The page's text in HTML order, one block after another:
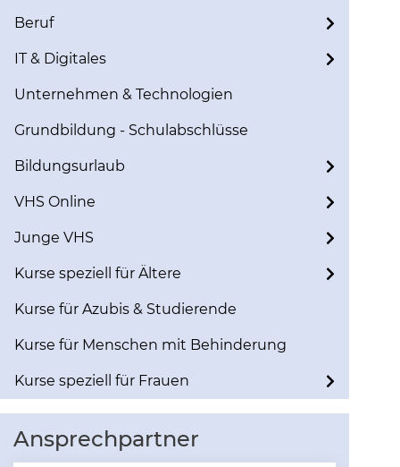
Beruf
IT & Digitales
Unternehmen & Technologien
Grundbildung - Schulabschlüsse
Bildungsurlaub
VHS Online
Junge VHS
Kurse speziell für Ältere
Kurse für Azubis & Studierende
Kurse für Menschen mit Behinderung
Kurse speziell für Frauen
Ansprechpartner